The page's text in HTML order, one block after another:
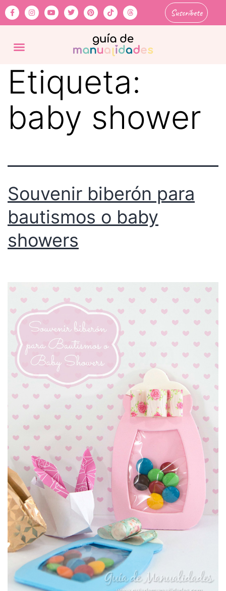
Suscríbete
Etiqueta:
baby shower
Souvenir biberón para
bautismos o baby
showers